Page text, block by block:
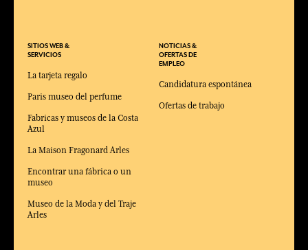
SITIOS WEB &
SERVICIOS
La tarjeta regalo
Paris museo del perfume
Fabricas y museos de la Costa
Azul
La Maison Fragonard Arles
Encontrar una fábrica o un
museo
Museo de la Moda y del Traje
Arles
NOTICIAS &
OFERTAS DE
EMPLEO
Candidatura espontánea
Ofertas de trabajo